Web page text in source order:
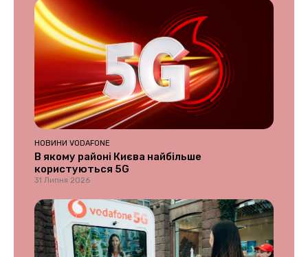
НОВИНИ VODAFONE
В якому районі Києва найбільше
користуються 5G
31 Липня 2026